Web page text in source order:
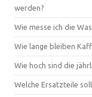
werden?
Wie messe ich die
Wie lange bleiben
Wie hoch sind die
Welche Ersatzteile